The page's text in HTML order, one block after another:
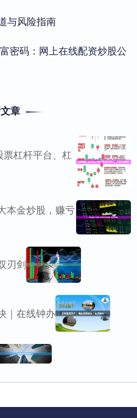
与风险指南
密码：网上在线配资炒股公
章
杠杆平台、杠
本金炒股，赚亏
刃剑
｜在线钟办